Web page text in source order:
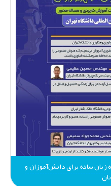
برای دانش‌آموزان و